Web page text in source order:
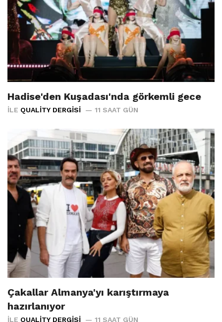
Hadise'den Kuşadası'nda görkemli gece
İLE QUALITY DERGISI 11 SAAT GÜN
Çakallar Almanya'yı karıştırmaya
hazırlanıyor
İLE QUALITY DERGISI 11 SAAT GÜN